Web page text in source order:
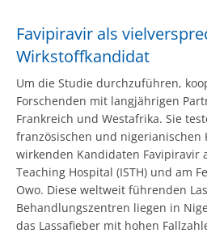
Favipiravir als
Wirkstoffkandidat
Um die Studie durchzuführen,
Forschenden mit langjährigen
Frankreich und Westafrika. Sie
französischen und nigerianischen
wirkenden Kandidaten Favipiravir
Teaching Hospital (ISTH) und am
Owo. Diese weltweit führenden
Behandlungszentren liegen in
das Lassafieber mit hohen